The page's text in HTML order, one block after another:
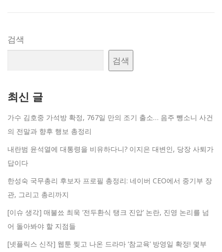
검색
검색
최신 글
가수 김호중 가석방 확정, 767일 만의 조기 출소… 음주 뺑소니 사건
의 전말과 향후 행보 총정리
내란범 윤석열에 대통령을 비유하다니? 이지은 대변인, 당장 사퇴가
답이다
한성숙 국무총리 후보자 프로필 총정리: 네이버 CEO에서 중기부 장
관, 그리고 총리까지
[이슈 생각] 매불쑈 최욱 ‘전두환식 탱크 진압’ 논란, 진영 논리를 넘
어 돌아봐야 할 지점들
[넷플릭스 신작] 웹툰 찢고 나온 드라마 ‘참교육’ 방영일 확정! 몇부